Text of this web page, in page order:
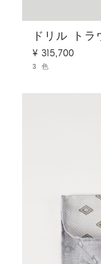
ドリル トラ
ドリル トラ
¥ 315,700
3 色